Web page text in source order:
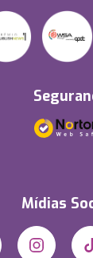
Mídias